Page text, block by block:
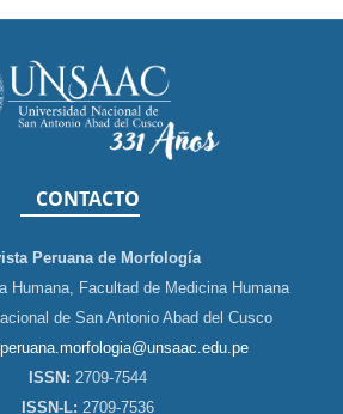
CONTACTO
Peruana de Morfología
Humana, Facultad de Medicina Humana
de San Antonio Abad del Cusco
ISSN: 2709-7544
ISSN-L: 2709-7536